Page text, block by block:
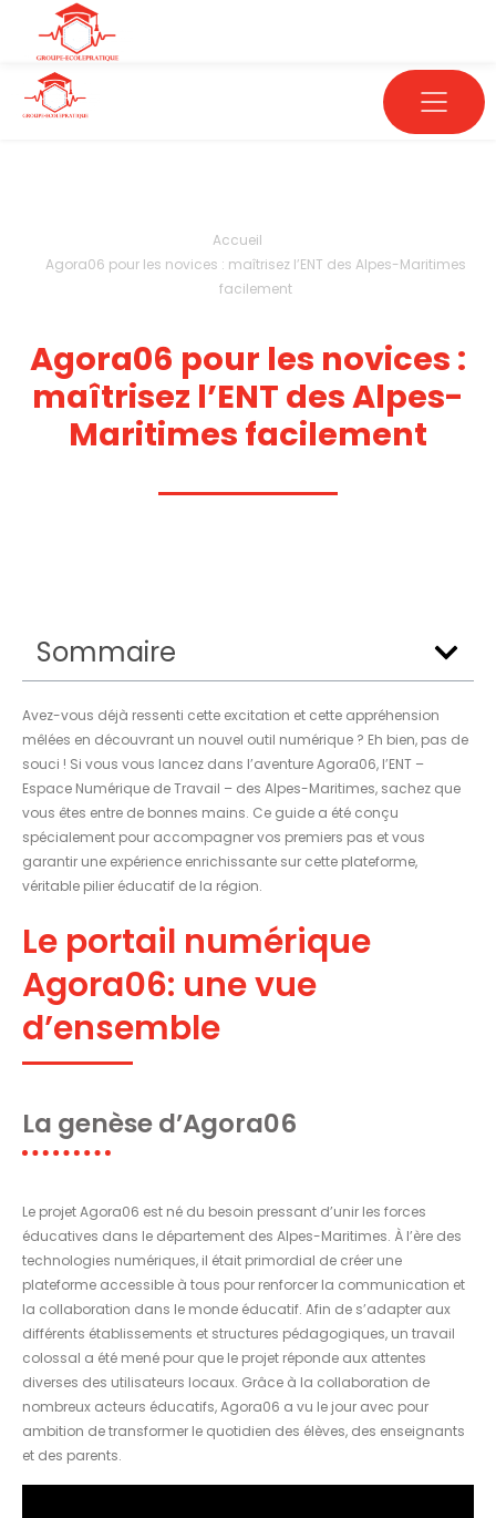
Accueil
Agora06 pour les novices : maîtrisez l’ENT des Alpes-Maritimes
facilement
Agora06 pour les novices :
maîtrisez l’ENT des Alpes-
Maritimes facilement
Sommaire
Avez-vous déjà ressenti cette excitation et cette appréhension
mêlées en découvrant un nouvel outil numérique ? Eh bien, pas de
souci ! Si vous vous lancez dans l’aventure Agora06, l’ENT –
Espace Numérique de Travail – des Alpes-Maritimes, sachez que
vous êtes entre de bonnes mains. Ce guide a été conçu
spécialement pour accompagner vos premiers pas et vous
garantir une expérience enrichissante sur cette plateforme,
véritable pilier éducatif de la région.
Le portail numérique
Agora06: une vue
d’ensemble
La genèse d’Agora06
Le projet Agora06 est né du besoin pressant d’unir les forces
éducatives dans le département des Alpes-Maritimes. À l’ère des
technologies numériques, il était primordial de créer une
plateforme accessible à tous pour renforcer la communication et
la collaboration dans le monde éducatif. Afin de s’adapter aux
différents établissements et structures pédagogiques, un travail
colossal a été mené pour que le projet réponde aux attentes
diverses des utilisateurs locaux. Grâce à la collaboration de
nombreux acteurs éducatifs, Agora06 a vu le jour avec pour
ambition de transformer le quotidien des élèves, des enseignants
et des parents.